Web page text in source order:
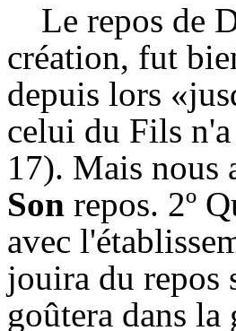
Le repos de
création, fut
depuis lors
celui du Fils
17). Mais nous
Son repos. 2º
avec
jouira du repos
goûtera dans